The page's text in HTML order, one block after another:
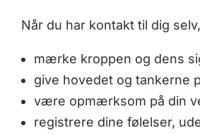
Når du har kontakt til dig
mærke kroppen og dens
give hovedet og tankerne
være opmærksom på din
registrere dine følelser,